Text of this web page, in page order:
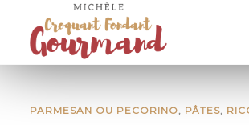
PARMESAN OU PECORINO, PÂTES,